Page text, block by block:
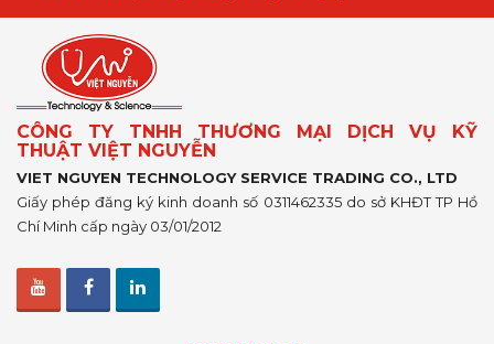
CÔNG TY TNHH THƯƠNG MẠI DỊCH VỤ KỸ
THUẬT VIỆT NGUYỄN
VIET NGUYEN TECHNOLOGY SERVICE TRADING CO., LTD
Giấy phép đăng ký kinh doanh số 0311462335 do sở KHĐT TP Hồ
Chí Minh cấp ngày 03/01/2012